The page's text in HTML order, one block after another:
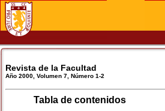
Revista de la Facultad
Año 2000, Volumen 7, Número 1-2
Tabla de contenidos